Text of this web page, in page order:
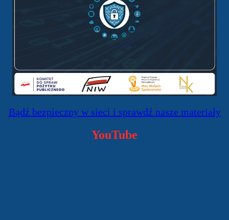
Bądź bezpieczny w sieci i sprawdź nasze materiały
YouTube